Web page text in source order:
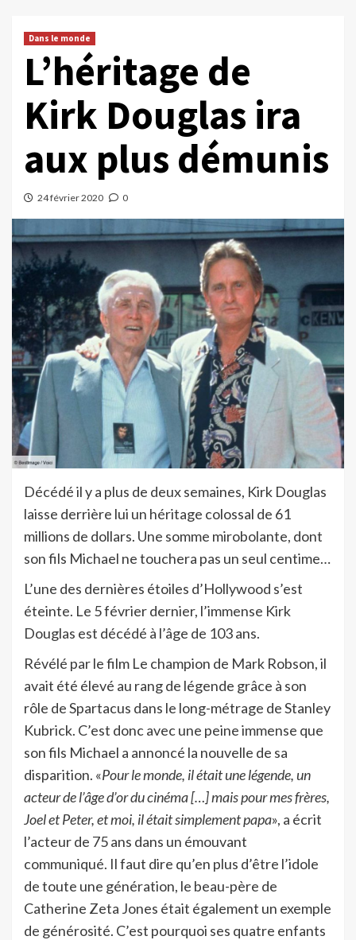
Dans le monde
L’héritage de
Kirk Douglas ira
aux plus démunis
24 février 2020 0
Décédé il y a plus de deux semaines, Kirk Douglas
laisse derrière lui un héritage colossal de 61
millions de dollars. Une somme mirobolante, dont
son fils Michael ne touchera pas un seul centime…
L’une des dernières étoiles d’Hollywood s’est
éteinte. Le 5 février dernier, l’immense Kirk
Douglas est décédé à l’âge de 103 ans.
Révélé par le film Le champion de Mark Robson, il
avait été élevé au rang de légende grâce à son
rôle de Spartacus dans le long-métrage de Stanley
Kubrick. C’est donc avec une peine immense que
son fils Michael a annoncé la nouvelle de sa
disparition. «Pour le monde, il était une légende, un
acteur de l’âge d’or du cinéma […] mais pour mes frères,
Joel et Peter, et moi, il était simplement papa», a écrit
l’acteur de 75 ans dans un émouvant
communiqué. Il faut dire qu’en plus d’être l’idole
de toute une génération, le beau-père de
Catherine Zeta Jones était également un exemple
de générosité. C’est pourquoi ses quatre enfants